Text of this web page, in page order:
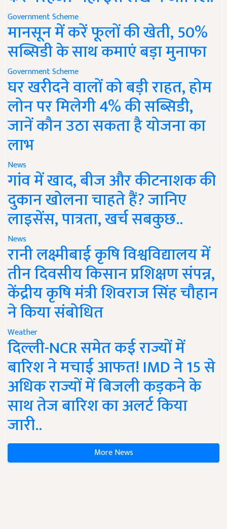
Government Scheme
मानसून में करें फूलों की खेती, 50%
सब्सिडी के साथ कमाएं बड़ा मुनाफा
Government Scheme
घर खरीदने वालों को बड़ी राहत, होम
लोन पर मिलेगी 4% की सब्सिडी,
जानें कौन उठा सकता है योजना का
लाभ
News
गांव में खाद, बीज और कीटनाशक की
दुकान खोलना चाहते हैं? जानिए
लाइसेंस, पात्रता, खर्च सबकुछ..
News
रानी लक्ष्मीबाई कृषि विश्वविद्यालय में
तीन दिवसीय किसान प्रशिक्षण संपन्न,
केंद्रीय कृषि मंत्री शिवराज सिंह चौहान
ने किया संबोधित
Weather
दिल्ली-NCR समेत कई राज्यों में
बारिश ने मचाई आफत! IMD ने 15 से
अधिक राज्यों में बिजली कड़कने के
साथ तेज बारिश का अलर्ट किया
जारी..
More News